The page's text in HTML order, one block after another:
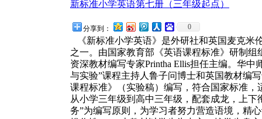
新标准小学英语第七册（三年级起点）
分享到： 0
《新标准小学英语》是外研社和英国麦克米
之一。由国家教育部《英语课程标准》研制
资深教材编写专家Printha Ellis担任主编。华
与实验”课程主持人鲁子问博士和英国教材编
课程标准》（实验稿）编写，符合国家标准
从小学三年级到高中三年级，配套成龙，上
务”为编写原则，为学习者努力营造语境，精